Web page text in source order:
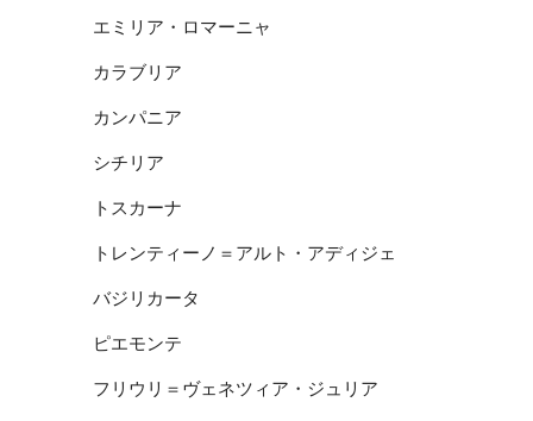
エミリア・ロマーニャ
カラブリア
カンパニア
シチリア
トスカーナ
トレンティーノ＝アルト・アディジェ
バジリカータ
ピエモンテ
フリウリ＝ヴェネツィア・ジュリア